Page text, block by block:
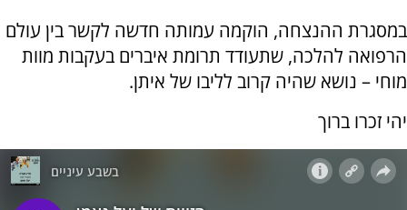
במסגרת ההנצחה, הוקמה עמותה חדשה לקשר בין עולם
הרפואה להלכה, שתעודד תרומת איברים בעקבות מוות
מוחי – נושא שהיה קרוב לליבו של איתן.
יהי זכרו ברוך